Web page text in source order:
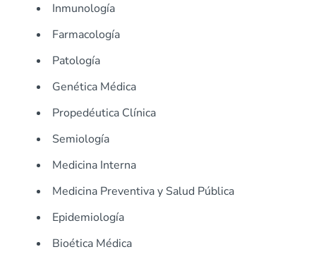
Inmunología
Farmacología
Patología
Genética Médica
Propedéutica Clínica
Semiología
Medicina Interna
Medicina Preventiva y Salud Pública
Epidemiología
Bioética Médica